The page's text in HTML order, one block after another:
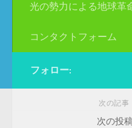
光の勢力による地球
コンタクトフォーム
フォロー:
次の記事
次の投稿